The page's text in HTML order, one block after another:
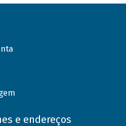
e endereços